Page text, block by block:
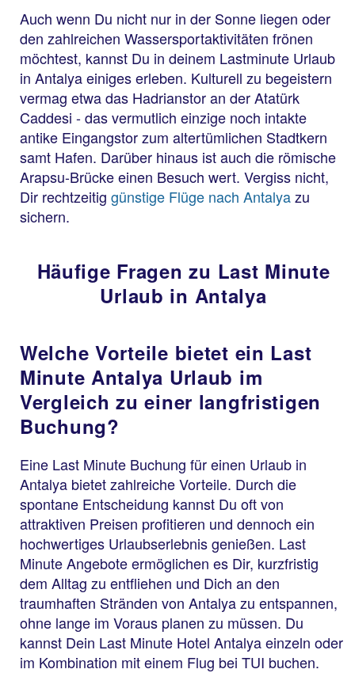
Auch wenn Du nicht nur in der Sonne liegen oder
den zahlreichen Wassersportaktivitäten frönen
möchtest, kannst Du in deinem Lastminute Urlaub
in Antalya einiges erleben. Kulturell zu begeistern
vermag etwa das Hadrianstor an der Atatürk
Caddesi - das vermutlich einzige noch intakte
antike Eingangstor zum altertümlichen Stadtkern
samt Hafen. Darüber hinaus ist auch die römische
Arapsu-Brücke einen Besuch wert. Vergiss nicht,
Dir rechtzeitig günstige Flüge nach Antalyazu
sichern.
Häufige Fragen zu Last Minute
Urlaub in Antalya
Welche Vorteile bietet ein Last
Minute Antalya Urlaub im
Vergleich zu einer langfristigen
Buchung?
Eine Last Minute Buchung für einen Urlaub in
Antalya bietet zahlreiche Vorteile. Durch die
spontane Entscheidung kannst Du oft von
attraktiven Preisen profitieren und dennoch ein
hochwertiges Urlaubserlebnis genießen. Last
Minute Angebote ermöglichen es Dir, kurzfristig
dem Alltag zu entfliehen und Dich an den
traumhaften Stränden von Antalya zu entspannen,
ohne lange im Voraus planen zu müssen. Du
kannst Dein Last Minute Hotel Antalya einzeln oder
im Kombination mit einem Flug bei TUI buchen.